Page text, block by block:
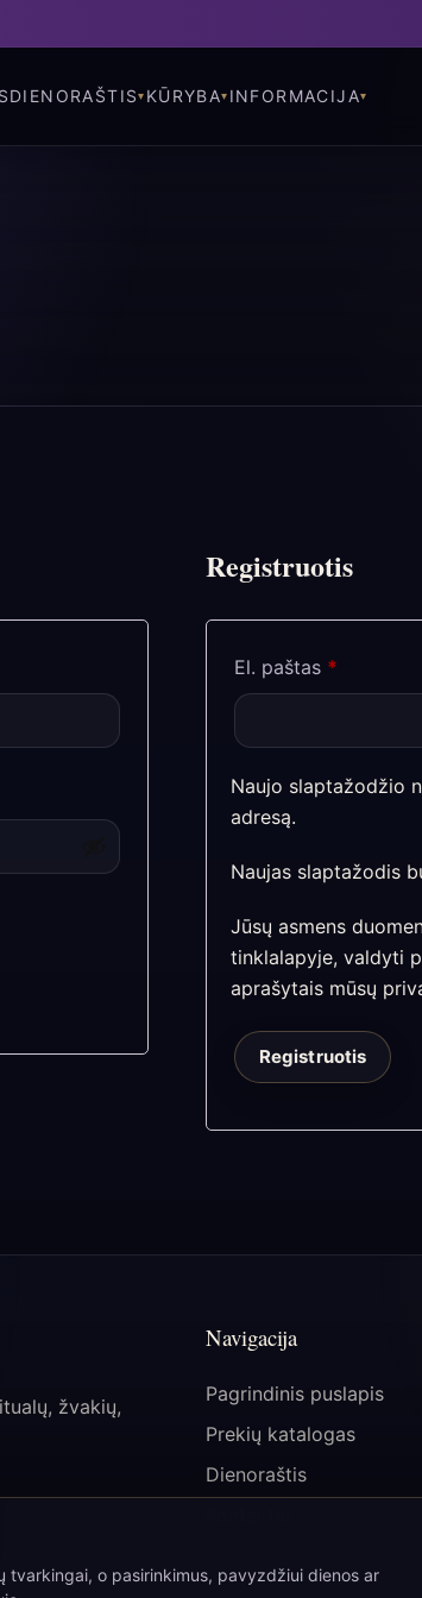
DIENORAŠTIS KŪRYBA INFORMACIJA
Registruotis
El. paštas *Privalomas
Naujo slaptažodžio
adresą.
Naujas slaptažodis
Jūsų asmens
tinklalapyje, valdyti
aprašytais mūsų
Registruotis
žvakių,
Navigacija
Pagrindinis puslapis
Prekių katalogas
Dienoraštis
o pasirinkimus, pavyzdžiui dienos ar